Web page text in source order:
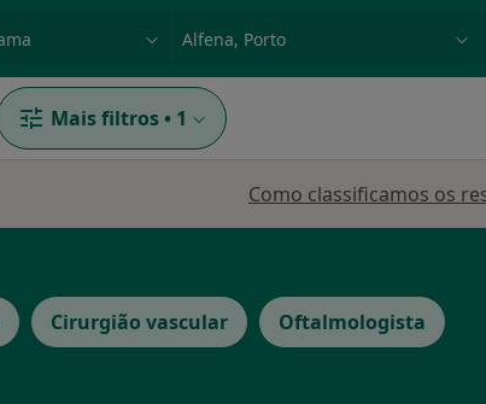
Mais filtros • 1
Como classificamos os
Cirurgião vascular Oftalmologista